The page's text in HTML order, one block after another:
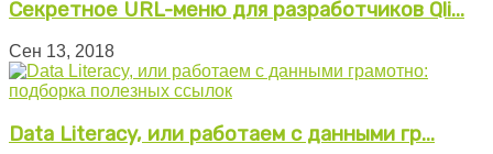
Секретное URL-меню для разработчиков Qli...
Сен 13, 2018
Data Literacy, или работаем с данными гр...